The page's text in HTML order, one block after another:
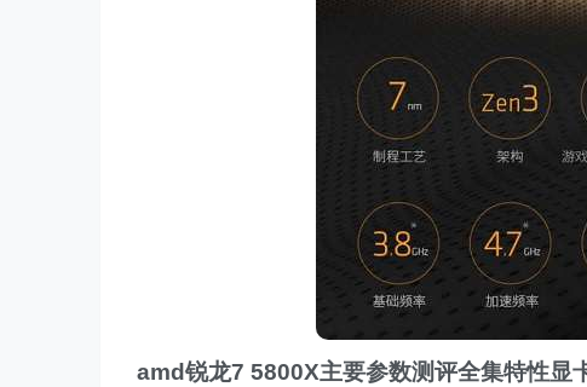
amd锐龙7 5800X主要参数测评全集特性显